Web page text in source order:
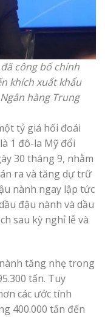
công bố chính
khích xuất khẩu
hàng Trung
tỷ giá hối đoái
1 đô-la Mỹ đổi
30 tháng 9, nhằm
ra và tăng dự trữ
nành ngay lập tức
đậu nành và dầu
sau kỳ nghỉ lễ và
tăng nhẹ trong
tấn. Tuy
các ước tính
400.000 tấn đến